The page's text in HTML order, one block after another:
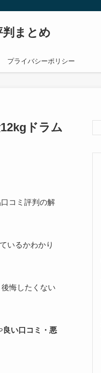
まとめ
プライバシーポリシー
ドラム
コミ評判の解
いるかわかり
後悔したくない
良い口コミ・悪